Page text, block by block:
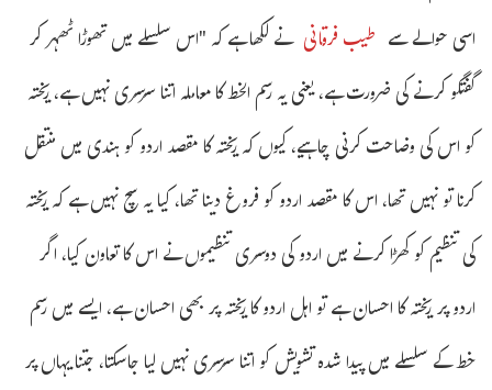
اسی حوالے سے طیب فرقانینے لکھا ہے کہ "اس سلسلے میں تھوڑا ٹھہر کر
گفتگو کرنے کی ضرورت ہے، یعنی یہ رسم الخط کا معاملہ اتنا سرسری نہیں ہے، ریختہ
کو اس کی وضاحت کرنی چاہیے، کیوں کہ ریختہ کا مقصد اردو کو ہندی میں منتقل
کرنا تو نہیں تھا، اس کا مقصد اردو کو فروغ دینا تھا، کیا یہ سچ نہیں ہے کہ ریختہ
کی تنظیم کو کھڑا کرنے میں اردو کی دوسری تنظیموں نے اس کا تعاون کیا، اگر
اردو پر ریختہ کا احسان ہے تو اہل اردو کا ریختہ پر بھی احسان ہے، ایسے میں رسم
خط کے سلسلے میں پیدا شدہ تشویش کو اتنا سرسری نہیں لیا جاسکتا، جتنا یہاں پر